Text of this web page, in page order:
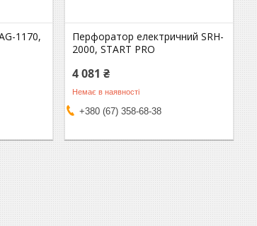
1170,
Перфоратор електричний SRH-
2000, START PRO
4 081 ₴
Немає в наявності
+380 (67) 358-68-38